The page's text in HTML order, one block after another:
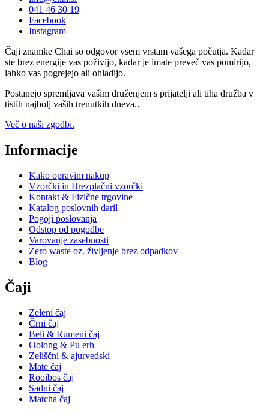
041 46 30 19
Facebook
Instagram
Čaji znamke Chai so odgovor vsem vrstam vašega počutja. Kadar
ste brez energije vas poživijo, kadar je imate preveč vas pomirijo,
lahko vas pogrejejo ali ohladijo.
Postanejo spremljava vašim druženjem s prijatelji ali tiha družba v
tistih najbolj vaših trenutkih dneva..
Več o naši zgodbi.
Informacije
Kako opravim nakup
Vzorčki in Brezplačni vzorčki
Kontakt & Fizične trgovine
Katalog poslovnih daril
Pogoji poslovanja
Odstop od pogodbe
Varovanje zasebnosti
Zero waste oz. življenje brez odpadkov
Blog
Čaji
Zeleni čaj
Črni čaj
Beli & Rumeni čaj
Oolong & Pu erh
Zeliščni & ajurvedski
Mate čaj
Rooibos čaj
Sadni čaj
Matcha čaj